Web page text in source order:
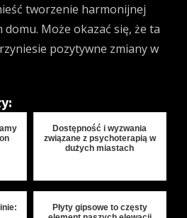
tworzenie harmonijnej
Może okazać się, że ta
pozytywne zmiany w
Dostępność i wyzwania
związane z psychoterapią w
dużych miastach
Płyty gipsowe to częsty